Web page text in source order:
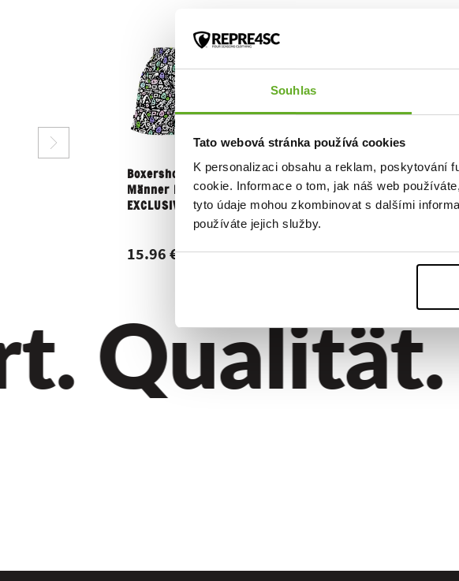
Souhlas
Tato webová stránka používá cookies
K personalizaci obsahu a reklam, poskytování
cookie. Informace o tom, jak náš web
tyto údaje mohou zkombinovat s dalšími
používáte jejich služby.
Boxershorts für
Männer REPRE4SC
EXCLUSIVE...
15.96 €
Qualität.